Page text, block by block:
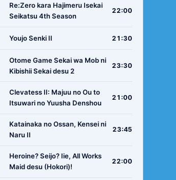
Re:Zero kara Hajimeru Isekai
Seikatsu 4th Season
22:00
Youjo Senki II 21:30
Otome Game Sekai wa Mob ni
Kibishii Sekai desu 2
23:30
Clevatess II: Majuu no Ou to
Itsuwari no Yuusha Denshou
21:00
Katainaka no Ossan, Kensei ni
Naru II
23:45
Heroine? Seijo? Iie, All Works
Maid desu (Hokori)!
22:00